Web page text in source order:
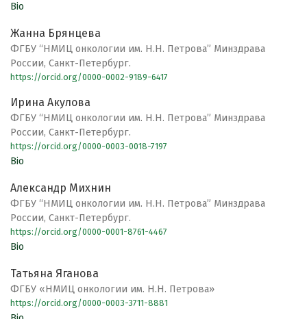
Bio
Жанна Брянцева
ФГБУ “НМИЦ онкологии им. Н.Н. Петрова” Минздрава
России, Санкт-Петербург.
https://orcid.org/0000-0002-9189-6417
Ирина Акулова
ФГБУ “НМИЦ онкологии им. Н.Н. Петрова” Минздрава
России, Санкт-Петербург.
https://orcid.org/0000-0003-0018-7197
Bio
Александр Михнин
ФГБУ “НМИЦ онкологии им. Н.Н. Петрова” Минздрава
России, Санкт-Петербург.
https://orcid.org/0000-0001-8761-4467
Bio
Татьяна Яганова
ФГБУ «НМИЦ онкологии им. Н.Н. Петрова»
https://orcid.org/0000-0003-3711-8881